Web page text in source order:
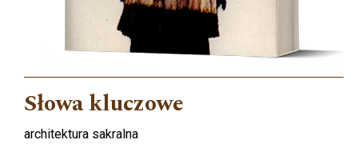
Słowa kluczowe
architektura sakralna